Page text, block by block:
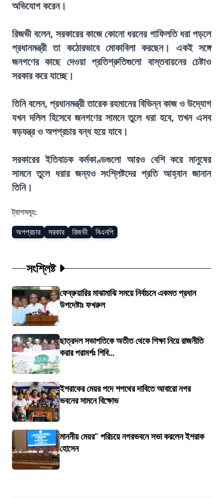
অভিযোগ করেন।
রিজভী বলেন, সরকারের কাজে কোনো ধরনের গাফিলতি ধরা পড়লে
প্রধানমন্ত্রী তা কঠোরভাবে মোকাবিলা করছেন। একই সঙ্গে
জনগণের কাছে দেওয়া প্রতিশ্রুতিগুলো বাস্তবায়নের চেষ্টাও
সরকার করে যাচ্ছে।
তিনি বলেন, প্রধানমন্ত্রী তারেক রহমানের বিভিন্ন কাজ ও উদ্যোগ
যখন দলিল হিসেবে জনগণের সামনে তুলে ধরা হবে, তখন এসব
ষড়যন্ত্র ও অপপ্রচার বন্ধ হয়ে যাবে।
সরকারের ইতিবাচক কর্মকাণ্ডগুলো আরও বেশি করে মানুষের
সামনে তুলে ধরার জন্যও সংশ্লিষ্টদের প্রতি আহ্বান জানান
তিনি।
ট্যাগসমূহ:
অপপ্রচার সরকার রিজভী বিএনপি
সংশ্লিষ্ট
ফেব্রুয়ারির মাঝামাঝি সময়ে নির্বাচনে একমত প্রধান
উপদেষ্টাঃ ফখরুল
ছাত্রদল সভাপতিকে অতীত থেকে শিক্ষা নিয়ে রাজনীতি
করার পরামর্শঃ শিবি...
ইশরাকের মেয়র পদে শপথের দাবিতে আবারো নগর
ভবনের সামনে বিক্ষোভ
মাননীয় মেয়র" পরিচয়ে নগরভবনে সভা করলেন ইশরাক
হোসেন